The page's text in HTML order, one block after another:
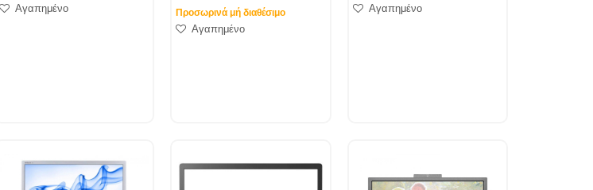
Αγαπημένο Προσωρινά μή διαθέσιμο
Αγαπημένο
Αγαπημένο